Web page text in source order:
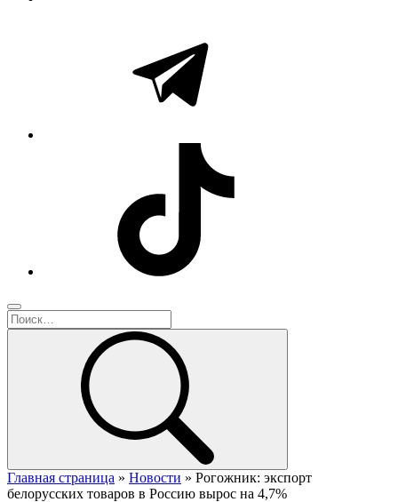
Главная страница » Новости » Рогожник: экспорт
белорусских товаров в Россию вырос на 4,7%